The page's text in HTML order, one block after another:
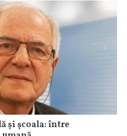
și școala: între